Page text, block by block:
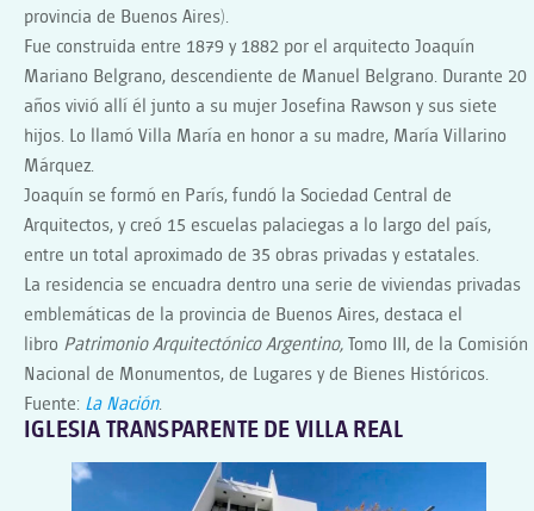
provincia de Buenos Aires).
Fue construida entre 1879 y 1882 por el arquitecto Joaquín
Mariano Belgrano, descendiente de Manuel Belgrano. Durante 20
años vivió allí él junto a su mujer Josefina Rawson y sus siete
hijos. Lo llamó Villa María en honor a su madre, María Villarino
Márquez.
Joaquín se formó en París, fundó la Sociedad Central de
Arquitectos, y creó 15 escuelas palaciegas a lo largo del país,
entre un total aproximado de 35 obras privadas y estatales.
La residencia se encuadra dentro una serie de viviendas privadas
emblemáticas de la provincia de Buenos Aires, destaca el
libro Patrimonio Arquitectónico Argentino, Tomo III, de la Comisión
Nacional de Monumentos, de Lugares y de Bienes Históricos.
Fuente: La Nación.
IGLESIA TRANSPARENTE DE VILLA REAL